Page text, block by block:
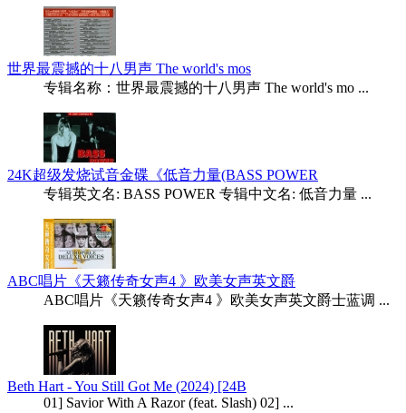
世界最震撼的十八男声 The world's mos
专辑名称：世界最震撼的十八男声 The world's mo ...
24K超级发烧试音金碟《低音力量(BASS POWER
专辑英文名: BASS POWER 专辑中文名: 低音力量 ...
ABC唱片《天籁传奇女声4 》欧美女声英文爵
ABC唱片《天籁传奇女声4 》欧美女声英文爵士蓝调 ...
Beth Hart - You Still Got Me (2024) [24B
01] Savior With A Razor (feat. Slash) 02] ...